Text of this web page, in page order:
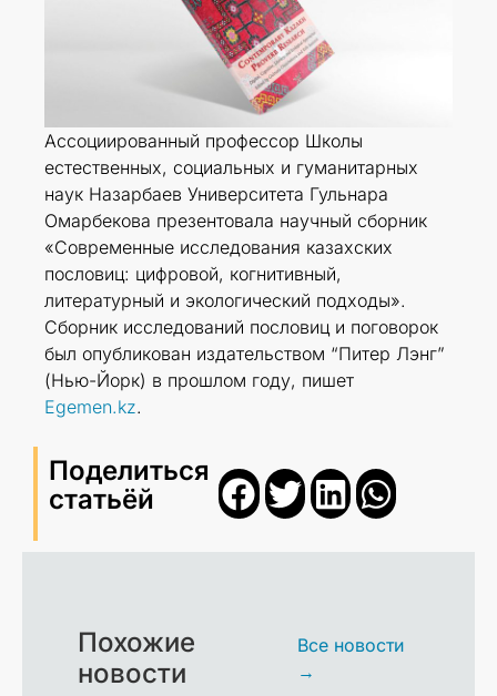
Ассоциированный профессор Школы
естественных, социальных и гуманитарных
наук Назарбаев Университета Гульнара
Омарбекова презентовала научный сборник
«Современные исследования казахских
пословиц: цифровой, когнитивный,
литературный и экологический подходы».
Сборник исследований пословиц и поговорок
был опубликован издательством “Питер Лэнг”
(Нью-Йорк) в прошлом году, пишет
Egemen.kz.
Поделиться
статьёй
Похожие
новости
Все новости
→